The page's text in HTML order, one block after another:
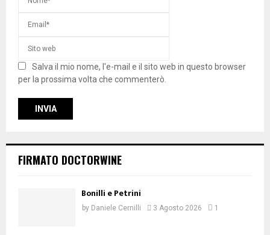
Salva il mio nome, l'e-mail e il sito web in questo browser
per la prossima volta che commenterò.
FIRMATO DOCTORWINE
Bonilli e Petrini
by Daniele Cernilli 3 Agosto 2026 1